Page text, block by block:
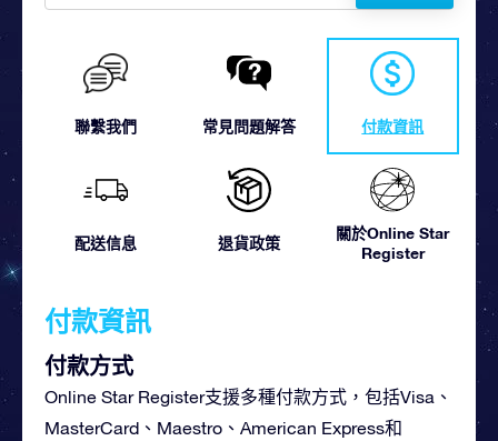
聯繫我們 常見問題解答 付款資訊
配送信息 退貨政策
關於Online Star
Register
付款資訊
付款方式
Online Star Register支援多種付款方式，包括Visa、
MasterCard、Maestro、American Express和